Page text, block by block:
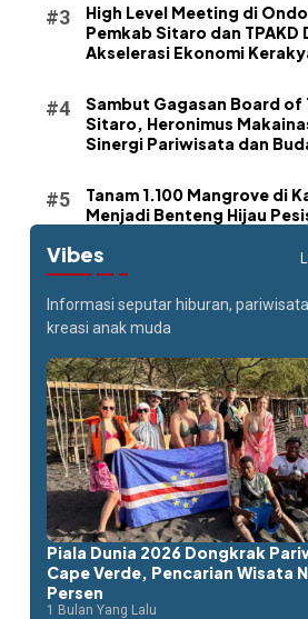
High Level Meeting di
Pemkab Sitaro dan TPAKD
Akselerasi Ekonomi
Sambut Gagasan Board of
Sitaro, Heronimus
Sinergi Pariwisata dan
Tanam 1.100 Mangrove di
Menjadi Benteng Hijau
Vibes
Informasi seputar hiburan,
kreasi anak muda
Piala Dunia 2026 Dongkrak
Cape Verde, Pencarian Wisata
Persen
1 Bulan Yang Lalu